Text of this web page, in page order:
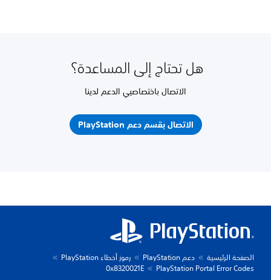
هل تحتاج إلى المساعدة؟
الاتصال باختصاصيي الدعم لدينا
الاتصال بقسم دعم PlayStation
الصفحة الرئيسية دعم PlayStation
رموز أخطاء PlayStation
PlayStation Portal Error Codes
0x8320021E